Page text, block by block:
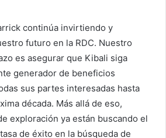
continúa invirtiendo y
futuro en la RDC. Nuestro
es asegurar que Kibali siga
generador de beneficios
sus partes interesadas hasta
década. Más allá de eso,
exploración ya están buscando el
de éxito en la búsqueda de